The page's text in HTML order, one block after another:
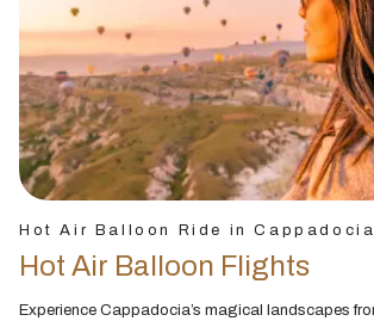
Hot Air Balloon Ride in
Hot Air Balloon Flights
Experience Cappadocia’s magical landscapes